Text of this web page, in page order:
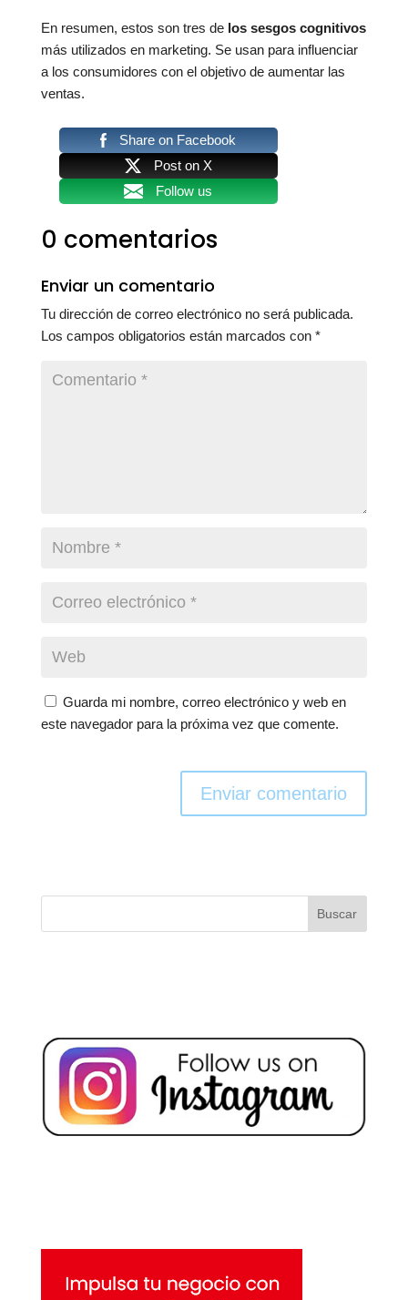
En resumen, estos son tres de los sesgos cognitivos
más utilizados en marketing. Se usan para influenciar
a los consumidores con el objetivo de aumentar las
ventas.
Share on Facebook
Post on X
Follow us
0 comentarios
Enviar un comentario
Tu dirección de correo electrónico no será publicada.
Los campos obligatorios están marcados con *
Guarda mi nombre, correo electrónico y web en
este navegador para la próxima vez que comente.
Enviar comentario